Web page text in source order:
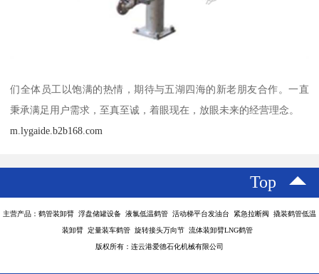
们全体员工以饱满的热情，期待与五湖四海的新老朋友合作。一直
秉承满足用户需求，至真至诚，着眼现在，放眼未来的经营理念。
m.lygaide.b2b168.com
Top
主营产品：鹤管装卸臂 浮盘储罐设备 液氯低温鹤管 活动梯平台发油台 紧急拉断阀 撬装鹤管低温
装卸臂 定量装车鹤管 旋转接头万向节 流体装卸臂LNG鹤管
版权所有：连云港爱德石化机械有限公司